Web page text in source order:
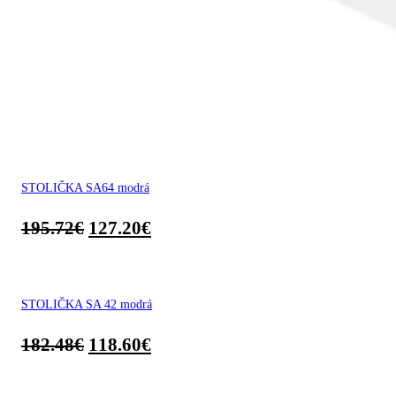
STOLIČKA SA64 modrá
195.72€ 127.20€
STOLIČKA SA 42 modrá
182.48€ 118.60€